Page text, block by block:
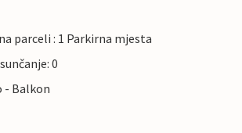
parceli : 1 Parkirna mjesta
0
- Balkon